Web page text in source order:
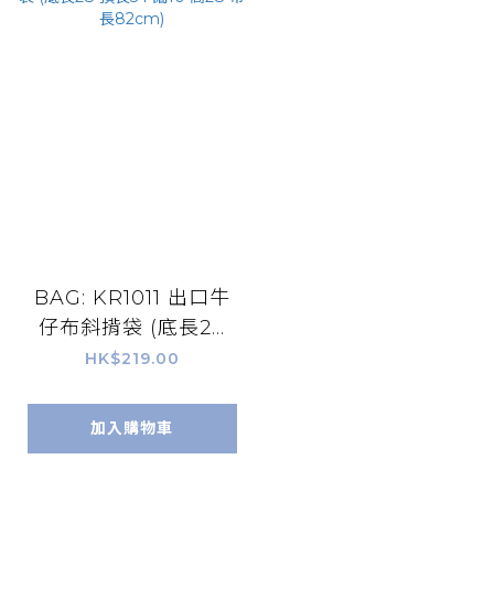
BAG: KR1011 出口牛
仔布斜揹袋 (底長28
頂長54 闊10 高28 帶
HK$219.00
加入購物車